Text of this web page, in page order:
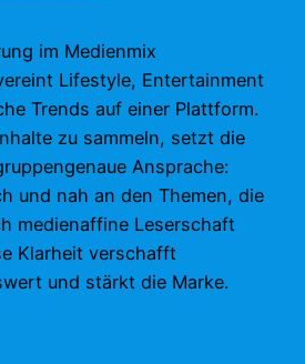
im Medienmix
Lifestyle, Entertainment
Trends auf einer Plattform.
zu sammeln, setzt die
Ansprache:
und nah an den Themen, die
medienaffine Leserschaft
Klarheit verschafft
und stärkt die Marke.